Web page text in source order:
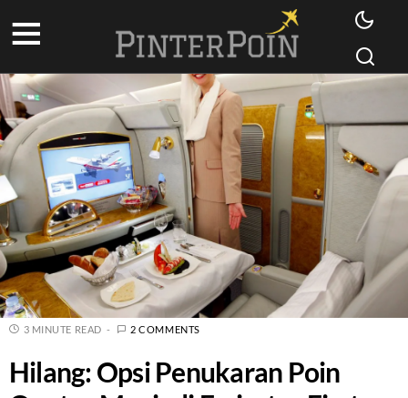
3 MINUTE READ 2 COMMENTS
Hilang: Opsi Penukaran Poin